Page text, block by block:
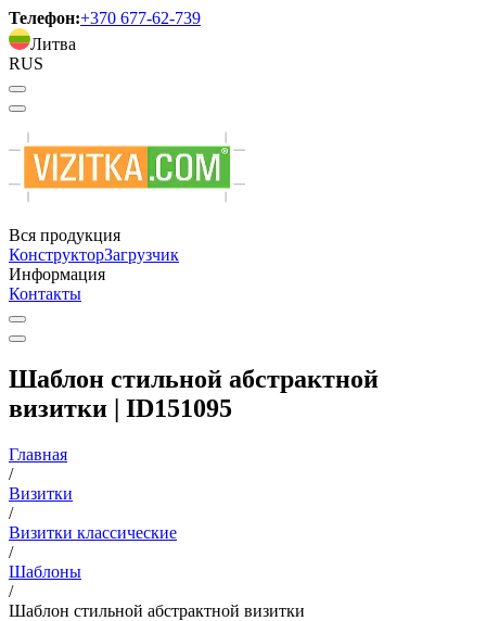
Телефон:+370 677-62-739
Литва
RUS
Вся продукция
КонструкторЗагрузчик
Информация
Контакты
Шаблон стильной абстрактной
визитки | ID151095
Главная
/
Визитки
/
Визитки классические
/
Шаблоны
/
Шаблон стильной абстрактной визитки